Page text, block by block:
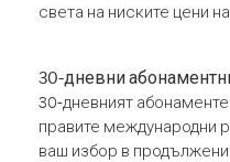
света на ниските цени
30-дневни
30-дневният
правите международни
ваш избор в